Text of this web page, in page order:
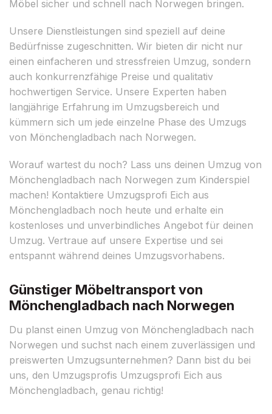
Möbel sicher und schnell nach Norwegen bringen.
Unsere Dienstleistungen sind speziell auf deine
Bedürfnisse zugeschnitten. Wir bieten dir nicht nur
einen einfacheren und stressfreien Umzug, sondern
auch konkurrenzfähige Preise und qualitativ
hochwertigen Service. Unsere Experten haben
langjährige Erfahrung im Umzugsbereich und
kümmern sich um jede einzelne Phase des Umzugs
von Mönchengladbach nach Norwegen.
Worauf wartest du noch? Lass uns deinen Umzug von
Mönchengladbach nach Norwegen zum Kinderspiel
machen! Kontaktiere Umzugsprofi Eich aus
Mönchengladbach noch heute und erhalte ein
kostenloses und unverbindliches Angebot für deinen
Umzug. Vertraue auf unsere Expertise und sei
entspannt während deines Umzugsvorhabens.
Günstiger Möbeltransport von
Mönchengladbach nach Norwegen
Du planst einen Umzug von Mönchengladbach nach
Norwegen und suchst nach einem zuverlässigen und
preiswerten Umzugsunternehmen? Dann bist du bei
uns, den Umzugsprofis Umzugsprofi Eich aus
Mönchengladbach, genau richtig!